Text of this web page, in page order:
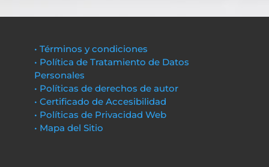
• Términos y condiciones
• Política de Tratamiento de Datos
Personales
• Políticas de derechos de autor
• Certificado de Accesibilidad
• Políticas de Privacidad Web
• Mapa del Sitio